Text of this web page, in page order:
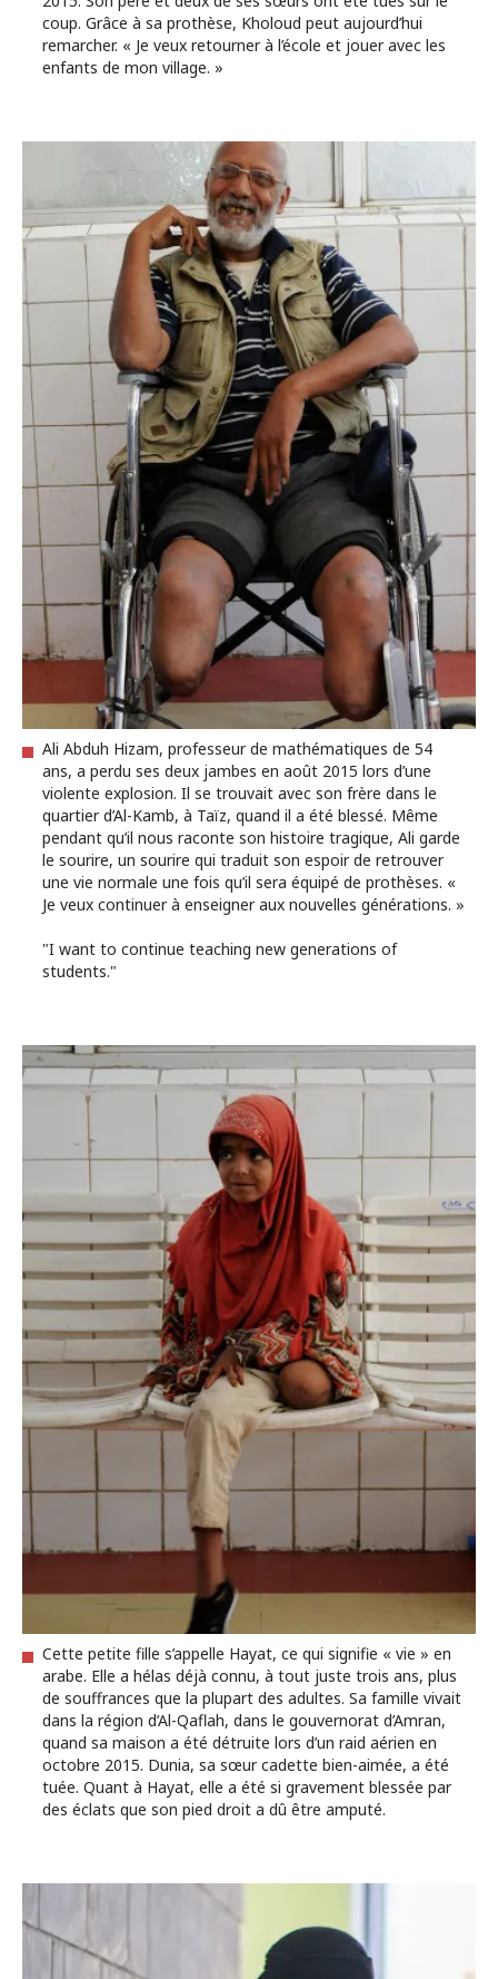
coup. Grâce à sa prothèse, Kholoud peut aujourd’hui
remarcher. « Je veux retourner à l’école et jouer avec les
enfants de mon village. »
Ali Abduh Hizam, professeur de mathématiques de 54
ans, a perdu ses deux jambes en août 2015 lors d’une
violente explosion. Il se trouvait avec son frère dans le
quartier d’Al-Kamb, à Taïz, quand il a été blessé. Même
pendant qu’il nous raconte son histoire tragique, Ali garde
le sourire, un sourire qui traduit son espoir de retrouver
une vie normale une fois qu’il sera équipé de prothèses. «
Je veux continuer à enseigner aux nouvelles générations. »
"I want to continue teaching new generations of
students."
Cette petite fille s’appelle Hayat, ce qui signifie « vie » en
arabe. Elle a hélas déjà connu, à tout juste trois ans, plus
de souffrances que la plupart des adultes. Sa famille vivait
dans la région d’Al-Qaflah, dans le gouvernorat d’Amran,
quand sa maison a été détruite lors d’un raid aérien en
octobre 2015. Dunia, sa sœur cadette bien-aimée, a été
tuée. Quant à Hayat, elle a été si gravement blessée par
des éclats que son pied droit a dû être amputé.